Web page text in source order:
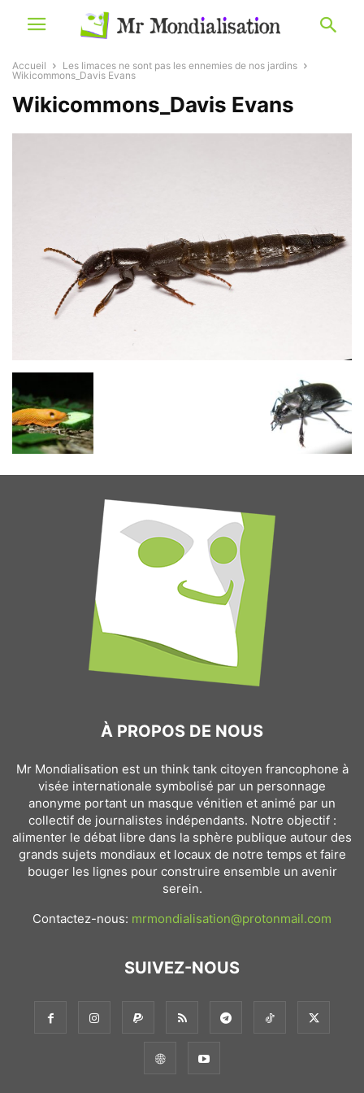
Accueil
Les limaces ne sont pas les ennemies de nos jardins
Wikicommons_Davis Evans
Wikicommons_Davis Evans
À PROPOS DE NOUS
Mr Mondialisation est un think tank citoyen francophone à
visée internationale symbolisé par un personnage
anonyme portant un masque vénitien et animé par un
collectif de journalistes indépendants. Notre objectif :
alimenter le débat libre dans la sphère publique autour des
grands sujets mondiaux et locaux de notre temps et faire
bouger les lignes pour construire ensemble un avenir
serein.
Contactez-nous: mrmondialisation@protonmail.com
SUIVEZ-NOUS